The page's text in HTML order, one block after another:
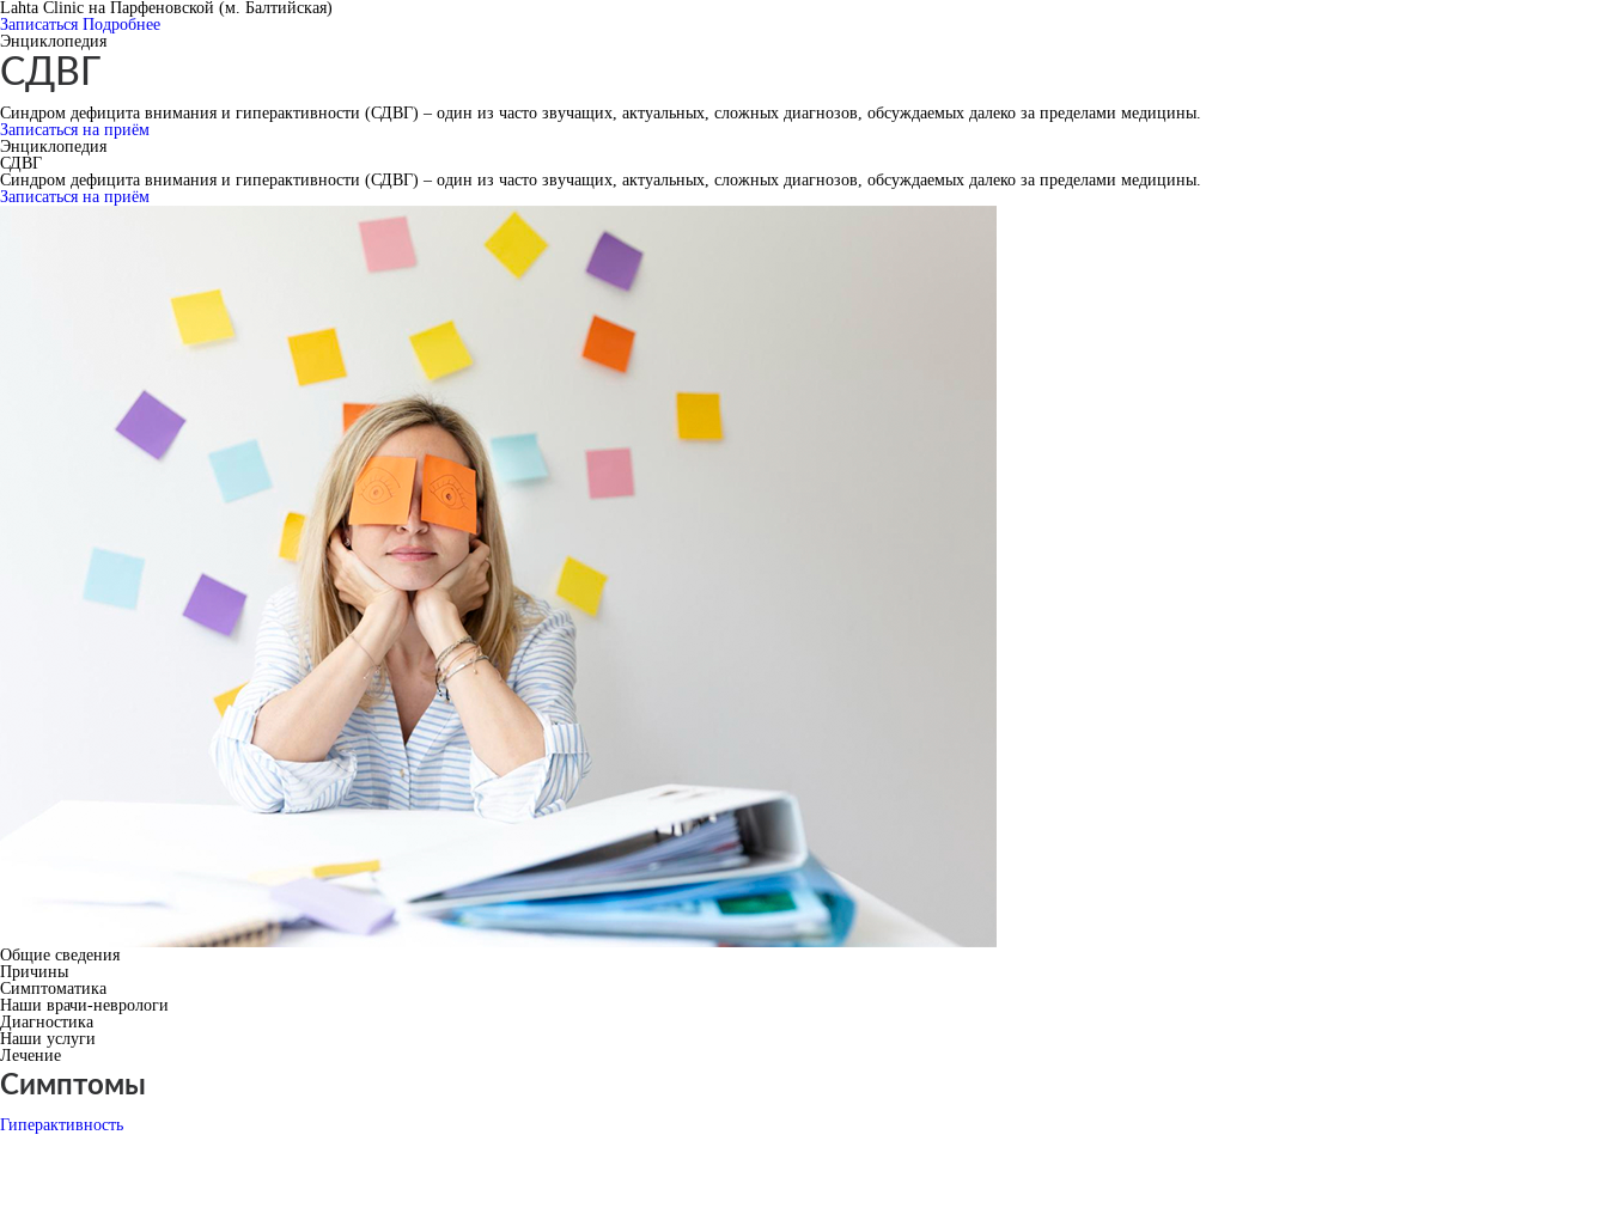
Lahta Clinic на Парфеновской (м. Балтийская)
Записаться Подробнее
Энциклопедия
СДВГ
Синдром дефицита внимания и гиперактивности (СДВГ) – один из часто звучащих, актуальных, сложных диагнозов, обсуждаемых далеко за пределами медицины.
Записаться на приём
Энциклопедия
СДВГ
Синдром дефицита внимания и гиперактивности (СДВГ) – один из часто звучащих, актуальных, сложных диагнозов, обсуждаемых далеко за пределами медицины.
Записаться на приём
Общие сведения
Причины
Симптоматика
Наши врачи-неврологи
Диагностика
Наши услуги
Лечение
Симптомы
Гиперактивность